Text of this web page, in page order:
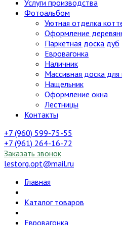
Услуги производства
Фотоальбом
Уютная отделка
Оформление
Паркетная доска дуб
Евровагонка
Наличник
Массивная доска для
Нащельник
Оформление окна
Лестницы
Контакты
+7 (960) 599-75-55
+7 (961) 264-16-72
Заказать звонок
lestorg.opt@mail.ru
Главная
Каталог товаров
Евровагонка